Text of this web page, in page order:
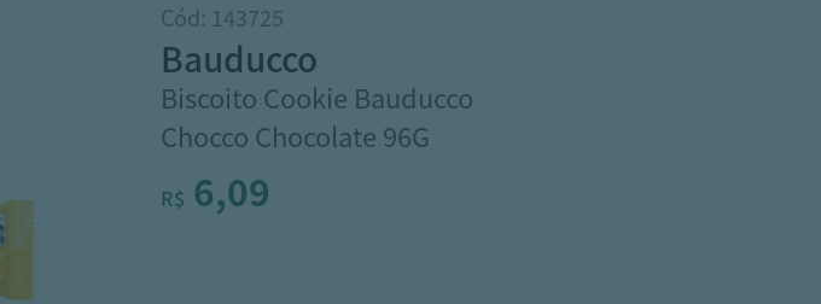
Cód: 143725
bauducco
Biscoito Cookie Bauducco
Chocco Chocolate 96G
R$ 6,09